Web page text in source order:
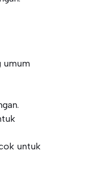
umum
untuk